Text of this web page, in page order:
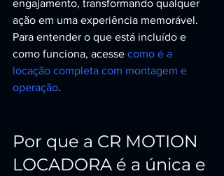
engajamento, transformando qualquer
ação em uma experiência memorável.
Para entender o que está incluído e
como funciona, acesse como é a
locação completa com montagem e
operação.
Por que a CR MOTION
LOCADORA é a única e